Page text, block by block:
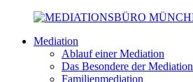
springen
MEDIATIONSBÜRO
MÜNCHEN
Scheidung
Mediation
Ablauf einer Mediation
Das Besondere der Mediation
Familienmediation